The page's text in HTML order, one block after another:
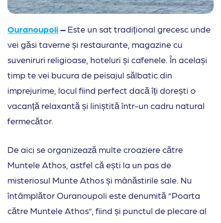
Ouranoupoli– Este un sat tradițional grecesc unde
vei găsi taverne și restaurante, magazine cu
suveniruri religioase, hoteluri și cafenele. În același
timp te vei bucura de peisajul sălbatic din
imprejurime, locul fiind perfect dacă îți dorești o
vacanță relaxantă și liniștită într-un cadru natural
fermecător.
De aici se organizează multe croaziere către
Muntele Athos, astfel că ești la un pas de
misteriosul Munte Athos și mânăstirile sale. Nu
întâmplător Ouranoupoli este denumită ”Poarta
către Muntele Athos”, fiind și punctul de plecare al